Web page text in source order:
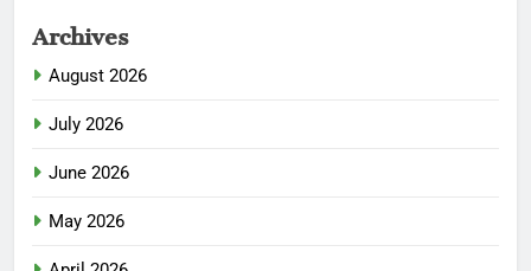
Archives
August 2026
July 2026
June 2026
May 2026